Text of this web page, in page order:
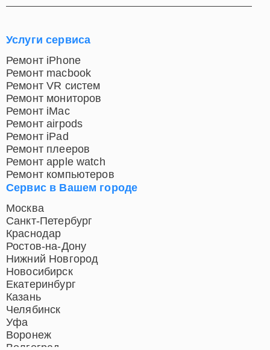
Сервис в Вашем городе
Москва
Санкт-Петербург
Краснодар
Ростов-на-Дону
Нижний Новгород
Новосибирск
Екатеринбург
Казань
Челябинск
Уфа
Воронеж
Волгоград
Услуги сервиса
Ремонт iPhone
Ремонт macbook
Ремонт VR систем
Ремонт мониторов
Ремонт iMac
Ремонт airpods
Ремонт iPad
Ремонт плееров
Ремонт apple watch
Ремонт компьютеров